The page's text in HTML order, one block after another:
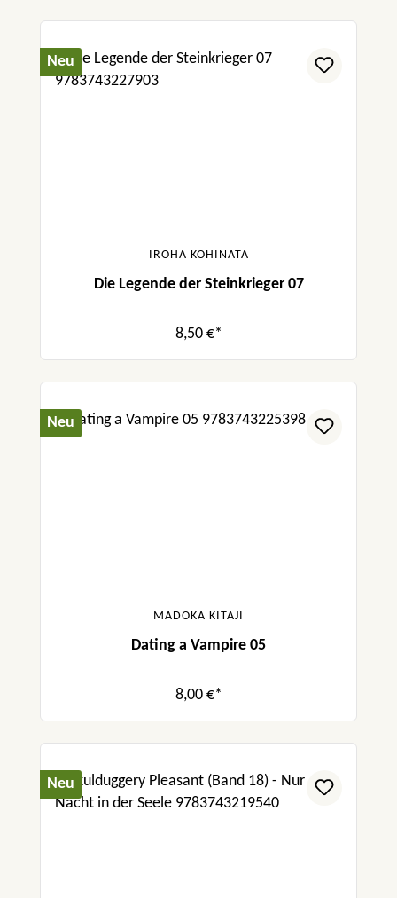
Neu
IROHA KOHINATA
Die Legende der Steinkrieger 07
8,50 €*
Neu
MADOKA KITAJI
Dating a Vampire 05
8,00 €*
Neu